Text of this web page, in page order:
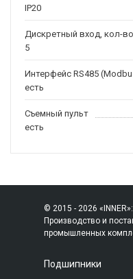
IP20
Дискретный вход, кол-во
5
Интерфейс RS485
есть
Съемный пульт
есть
© 2015 - 2026 «INNER»:
Производство и
промышленных
Подшипники